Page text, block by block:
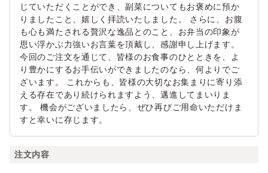
じていただくことができ、副菜についてもお褒めに預か
りましたこと、嬉しく拝読いたしました。 さらに、お腹
も心も満たされる贅沢な逸品とのこと、お弁当の印象が
思い浮かぶ力強いお言葉を頂戴し、感謝申し上げます。
今回のご注文を通じて、皆様のお食事のひとときを、よ
り豊かにするお手伝いができましたのなら、何よりでご
ざいます。 これからも、皆様の大切なお集まりに寄り添
える存在であり続けられますよう、邁進してまいりま
す。 機会がございましたら、ぜひ再びご用命いただけま
すと幸いに存じます。
注文内容